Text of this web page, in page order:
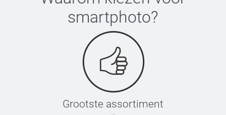
smartphoto?
Grootste assortiment